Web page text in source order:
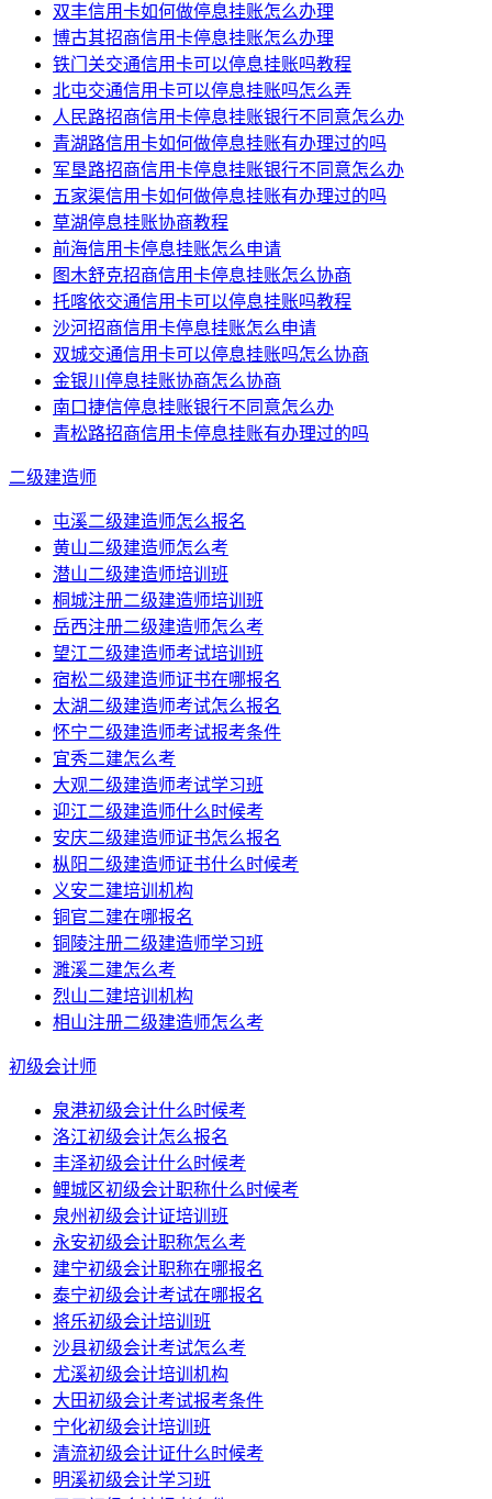
双丰信用卡如何做停息挂账怎么办理
博古其招商信用卡停息挂账怎么办理
铁门关交通信用卡可以停息挂账吗教程
北屯交通信用卡可以停息挂账吗怎么弄
人民路招商信用卡停息挂账银行不同意怎么办
青湖路信用卡如何做停息挂账有办理过的吗
军垦路招商信用卡停息挂账银行不同意怎么办
五家渠信用卡如何做停息挂账有办理过的吗
草湖停息挂账协商教程
前海信用卡停息挂账怎么申请
图木舒克招商信用卡停息挂账怎么协商
托喀依交通信用卡可以停息挂账吗教程
沙河招商信用卡停息挂账怎么申请
双城交通信用卡可以停息挂账吗怎么协商
金银川停息挂账协商怎么协商
南口捷信停息挂账银行不同意怎么办
青松路招商信用卡停息挂账有办理过的吗
二级建造师
屯溪二级建造师怎么报名
黄山二级建造师怎么考
潜山二级建造师培训班
桐城注册二级建造师培训班
岳西注册二级建造师怎么考
望江二级建造师考试培训班
宿松二级建造师证书在哪报名
太湖二级建造师考试怎么报名
怀宁二级建造师考试报考条件
宜秀二建怎么考
大观二级建造师考试学习班
迎江二级建造师什么时候考
安庆二级建造师证书怎么报名
枞阳二级建造师证书什么时候考
义安二建培训机构
铜官二建在哪报名
铜陵注册二级建造师学习班
濉溪二建怎么考
烈山二建培训机构
相山注册二级建造师怎么考
初级会计师
泉港初级会计什么时候考
洛江初级会计怎么报名
丰泽初级会计什么时候考
鲤城区初级会计职称什么时候考
泉州初级会计证培训班
永安初级会计职称怎么考
建宁初级会计职称在哪报名
泰宁初级会计考试在哪报名
将乐初级会计培训班
沙县初级会计考试怎么考
尤溪初级会计培训机构
大田初级会计考试报考条件
宁化初级会计培训班
清流初级会计证什么时候考
明溪初级会计学习班